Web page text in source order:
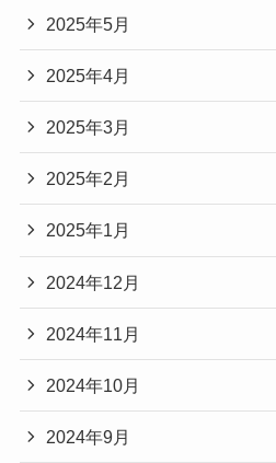
2025年5月
2025年4月
2025年3月
2025年2月
2025年1月
2024年12月
2024年11月
2024年10月
2024年9月